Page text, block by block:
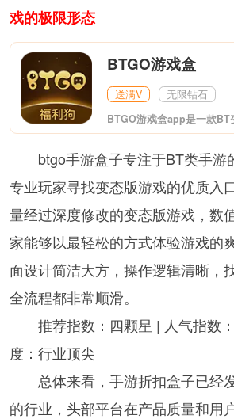
戏的极限形态
BTGO游戏盒
送满V 无限钻石
btgo手游盒子专注于BT类手游
专业玩家寻找变态版游戏的优质入
量经过深度修改的变态版游戏，数
家能够以最轻松的方式体验游戏的
面设计简洁大方，操作逻辑清晰，
全流程都非常顺滑。
推荐指数：四颗星 | 人气指数
度：行业顶尖
总体来看，手游折扣盒子已经
的行业，头部平台在产品质量和用